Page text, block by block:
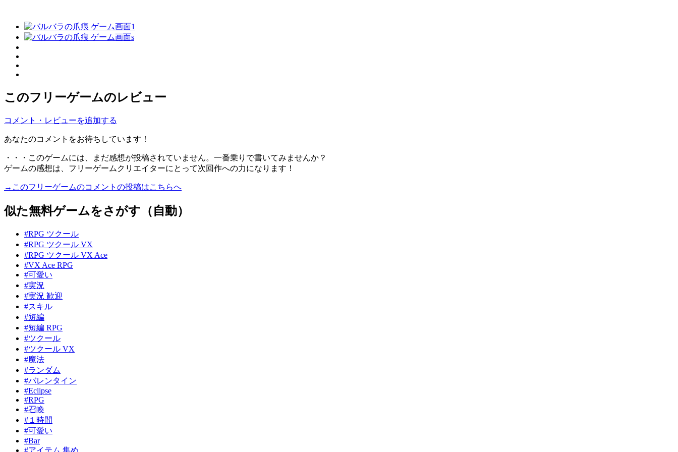
このフリーゲームのレビュー
コメント・レビューを追加する
あなたのコメントをお待ちしています！
・・・このゲームには、まだ感想が投稿されていません。一番乗りで書いてみませんか？
ゲームの感想は、フリーゲームクリエイターにとって次回作への力になります！
→このフリーゲームのコメントの投稿はこちらへ
似た無料ゲームをさがす（自動）
#RPG ツクール
#RPG ツクール VX
#RPG ツクール VX Ace
#VX Ace RPG
#可愛い
#実況
#実況 歓迎
#スキル
#短編
#短編 RPG
#ツクール
#ツクール VX
#魔法
#ランダム
#バレンタイン
#Eclipse
#RPG
#召喚
#１時間
#可愛い
#Bar
#アイテム 集め